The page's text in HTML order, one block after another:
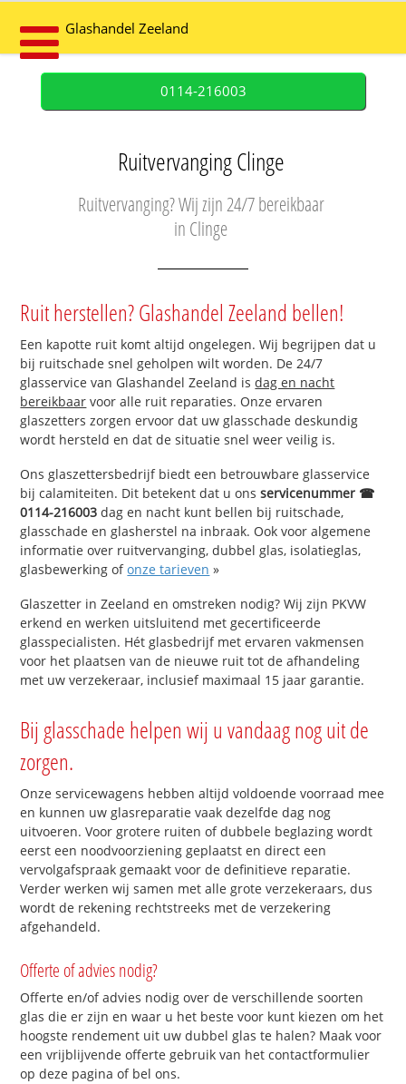
Glashandel Zeeland
0114-216003
Ruitvervanging Clinge
Ruitvervanging? Wij zijn 24/7 bereikbaar
in Clinge
Ruit herstellen? Glashandel Zeeland bellen!
Een kapotte ruit komt altijd ongelegen. Wij begrijpen dat u
bij ruitschade snel geholpen wilt worden. De 24/7
glasservice van Glashandel Zeeland isdag en nacht
bereikbaar voor alle ruit reparaties. Onze ervaren
glaszetters zorgen ervoor dat uw glasschade deskundig
wordt hersteld en dat de situatie snel weer veilig is.
Ons glaszettersbedrijf biedt een betrouwbare glasservice
bij calamiteiten. Dit betekent dat u onsservicenummer ☎
0114-216003 dag en nacht kunt bellen bij ruitschade,
glasschade en glasherstel na inbraak. Ook voor algemene
informatie over ruitvervanging, dubbel glas, isolatieglas,
glasbewerking ofonze tarieven »
Glaszetter in Zeeland en omstreken nodig? Wij zijn PKVW
erkend en werken uitsluitend met gecertificeerde
glasspecialisten. Hét glasbedrijf met ervaren vakmensen
voor het plaatsen van de nieuwe ruit tot de afhandeling
met uw verzekeraar, inclusief maximaal 15 jaar garantie.
Bij glasschade helpen wij u vandaag nog uit de
zorgen.
Onze servicewagens hebben altijd voldoende voorraad mee
en kunnen uw glasreparatie vaak dezelfde dag nog
uitvoeren. Voor grotere ruiten of dubbele beglazing wordt
eerst een noodvoorziening geplaatst en direct een
vervolgafspraak gemaakt voor de definitieve reparatie.
Verder werken wij samen met alle grote verzekeraars, dus
wordt de rekening rechtstreeks met de verzekering
afgehandeld.
Offerte of advies nodig?
Offerte en/of advies nodig over de verschillende soorten
glas die er zijn en waar u het beste voor kunt kiezen om het
hoogste rendement uit uw dubbel glas te halen? Maak voor
een vrijblijvende offerte gebruik van het contactformulier
op deze pagina of bel ons.